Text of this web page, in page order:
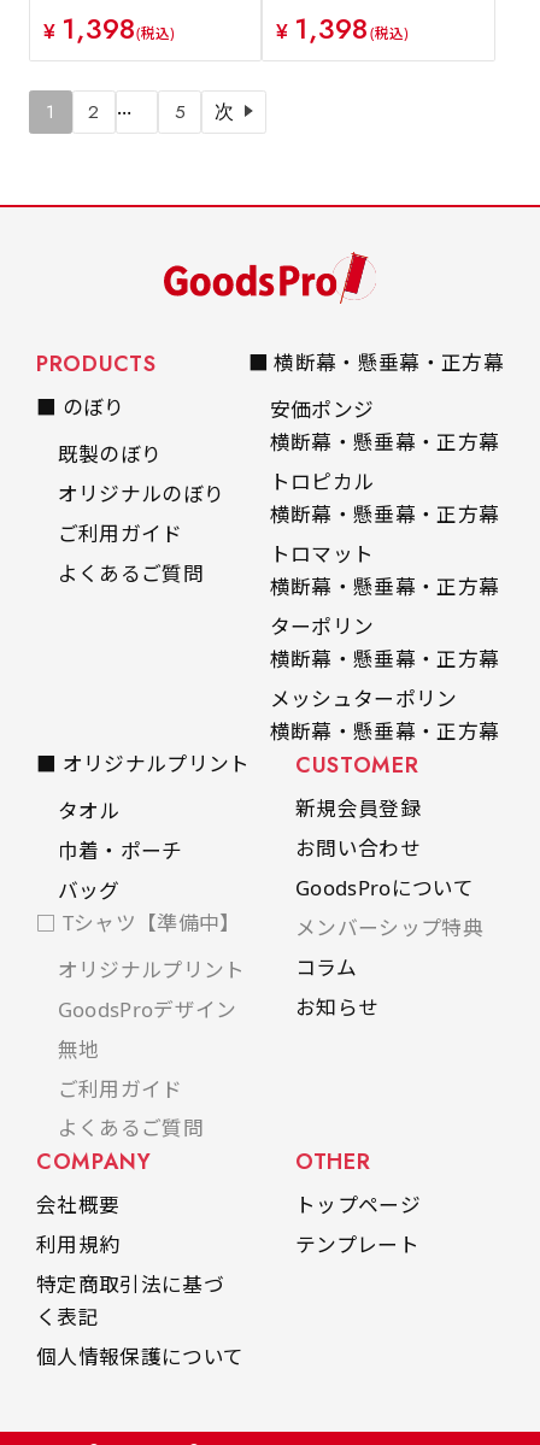
¥ 1,398(税込)
¥ 1,398(税込)
1 2 … 5 次
PRODUCTS
■ のぼり
既製のぼり
オリジナルのぼり
ご利用ガイド
よくあるご質問
■ 横断幕・懸垂幕・正方幕
安価ポンジ
横断幕・懸垂幕・正方幕
トロピカル
横断幕・懸垂幕・正方幕
トロマット
横断幕・懸垂幕・正方幕
ターポリン
横断幕・懸垂幕・正方幕
メッシュターポリン
横断幕・懸垂幕・正方幕
■ オリジナルプリント
タオル
巾着・ポーチ
バッグ
□ Tシャツ【準備中】
オリジナルプリント
GoodsProデザイン
無地
ご利用ガイド
よくあるご質問
CUSTOMER
新規会員登録
お問い合わせ
GoodsProについて
メンバーシップ特典
コラム
お知らせ
COMPANY
会社概要
利用規約
特定商取引法に基づ
く表記
個人情報保護について
OTHER
トップページ
テンプレート